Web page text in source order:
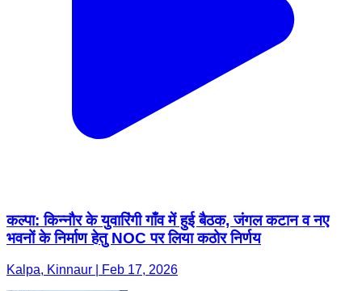
कल्पा: किन्नौर के युवारिंगी गाँव में हुई बैठक, जंगल कटान व नए
भवनों के निर्माण हेतु NOC पर लिया कठोर निर्णय